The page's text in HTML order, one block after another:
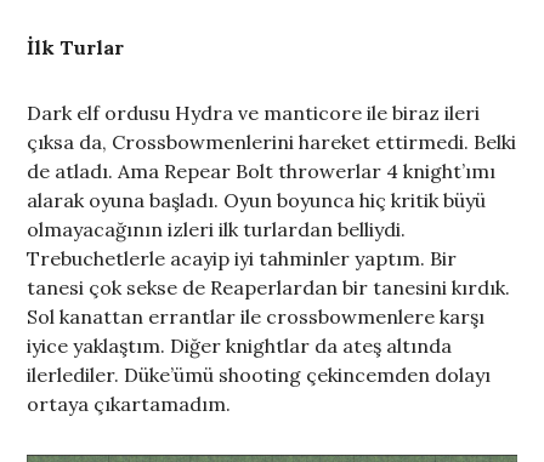
İlk Turlar
Dark elf ordusu Hydra ve manticore ile biraz ileri
çıksa da, Crossbowmenlerini hareket ettirmedi. Belki
de atladı. Ama Repear Bolt throwerlar 4 knight’ımı
alarak oyuna başladı. Oyun boyunca hiç kritik büyü
olmayacağının izleri ilk turlardan belliydi.
Trebuchetlerle acayip iyi tahminler yaptım. Bir
tanesi çok sekse de Reaperlardan bir tanesini kırdık.
Sol kanattan errantlar ile crossbowmenlere karşı
iyice yaklaştım. Diğer knightlar da ateş altında
ilerlediler. Düke’ümü shooting çekincemden dolayı
ortaya çıkartamadım.